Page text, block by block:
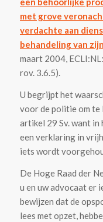
met grove
verdachte aan
behandeling van
maart 2004,
rov. 3.6.5).
U begrijpt het
voor de politie om te
artikel 29 Sv. want
een verklaring in
iets wordt
De Hoge Raad der
u en uw advocaat er
bewijzen dat de
lees met opzet,